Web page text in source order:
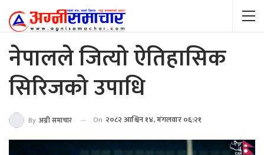
नेपालले जित्यो ऐतिहासिक
सिरिजको उपाधि
By अग्नी समाचार On २०८२ आश्विन १४, मंगलवार ०६:२१